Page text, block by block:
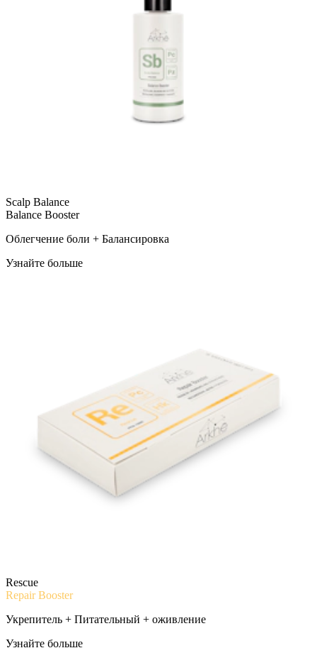
Scalp Balance
Balance Booster
Облегчение боли + Балансировка
Узнайте больше
Rescue
Repair Booster
Укрепитель + Питательный + оживление
Узнайте больше